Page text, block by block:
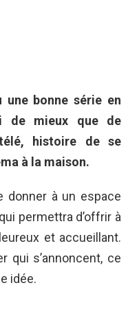
bonne série en
de mieux que de
histoire de se
à la maison.
donner à un espace
permettra d’offrir à
et accueillant.
qui s’annoncent, ce
idée.